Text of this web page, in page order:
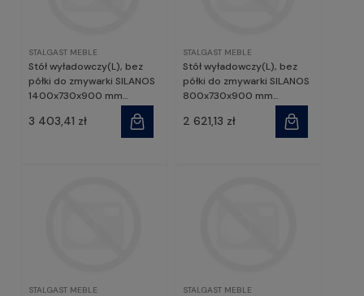
STALGAST MEBLE
Stół wyładowczy(L), bez
półki do zmywarki SILANOS
1400x730x900 mm
3 403,41 zł
STALGAST MEBLE
Stół wyładowczy(L), bez
półki do zmywarki SILANOS
800x730x900 mm
2 621,13 zł
STALGAST MEBLE STALGAST MEBLE